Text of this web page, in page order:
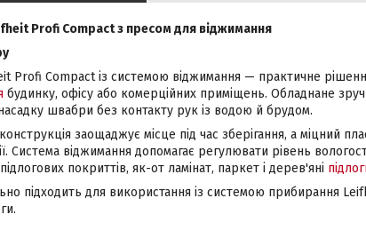
Profi Compact з пресом для віджимання
Profi Compact із системою віджимання — практичне
будинку, офісу або комерційних приміщень. Обладнане
швабри без контакту рук із водою й брудом.
заощаджує місце під час зберігання, а міцний
Система віджимання допомагає регулювати рівень
покриттів, як-от ламінат, паркет і дерев'яні
підходить для використання із системою прибирання